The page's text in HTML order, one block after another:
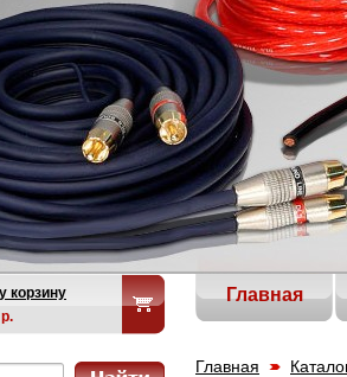
корзину
р.
Главная
Главная